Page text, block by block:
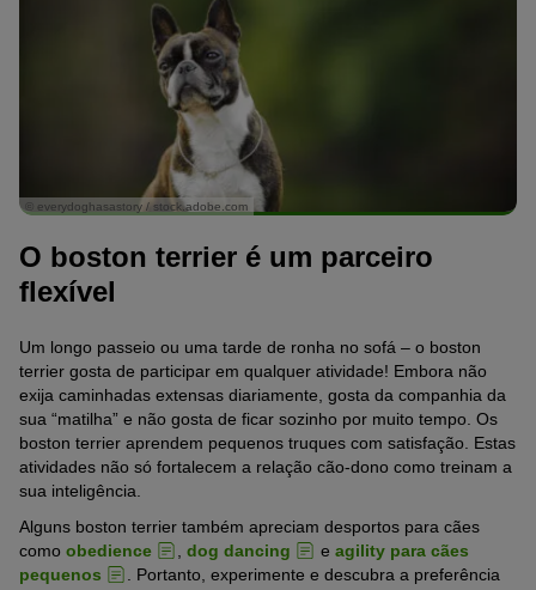
© everydoghasastory / stock.adobe.com
O boston terrier é um parceiro
flexível
Um longo passeio ou uma tarde de ronha no sofá – o boston
terrier gosta de participar em qualquer atividade! Embora não
exija caminhadas extensas diariamente, gosta da companhia da
sua “matilha” e não gosta de ficar sozinho por muito tempo. Os
boston terrier aprendem pequenos truques com satisfação. Estas
atividades não só fortalecem a relação cão-dono como treinam a
sua inteligência.
Alguns boston terrier também apreciam desportos para cães
como obedience dog dancing e agility para cães
pequenos
. Portanto, experimente e descubra a preferência